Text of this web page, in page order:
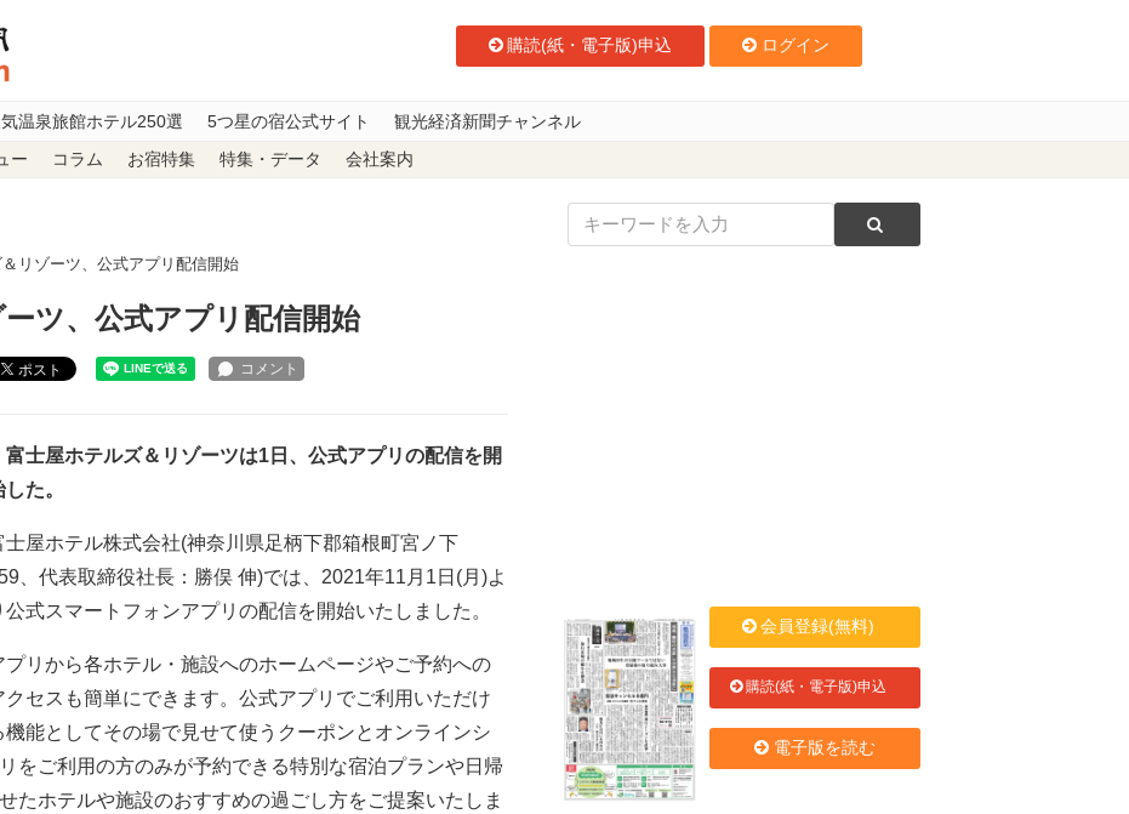
購読(紙・電子版)申込 ログイン
気温泉旅館ホテル250選 5つ星の宿公式サイト 観光経済新聞チャンネル
ー コラム お宿特集 特集・データ 会社案内
リゾーツ、公式アプリ配信開始
ツ、公式アプリ配信開始
ポスト
士屋ホテルズ＆リゾーツは1日、公式アプリの配信を開
した。
士屋ホテル株式会社(神奈川県足柄下郡箱根町宮ノ下
、代表取締役社長：勝俣 伸)では、2021年11月1日(月)よ
公式スマートフォンアプリの配信を開始いたしました。
プリから各ホテル・施設へのホームページやご予約への
クセスも簡単にできます。公式アプリでご利用いただけ
機能としてその場で見せて使うクーポンとオンラインシ
をご利用の方のみが予約できる特別な宿泊プランや日帰
たホテルや施設のおすすめの過ごし方をご提案いたしま
会員登録(無料)
購読(紙・電子版)申込
電子版を読む